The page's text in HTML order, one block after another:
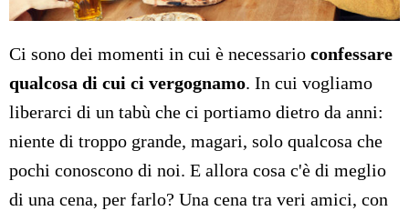
Ci sono dei momenti in cui è necessario confessare
qualcosa di cui ci vergognamo. In cui vogliamo
liberarci di un tabù che ci portiamo dietro da anni:
niente di troppo grande, magari, solo qualcosa che
pochi conoscono di noi. E allora cosa c'è di meglio
di una cena, per farlo? Una cena tra veri amici, con